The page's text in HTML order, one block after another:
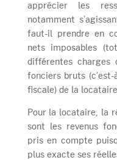
apprécier les
notamment
faut-il prendre en
nets imposables
différentes charges
fonciers bruts
fiscale) de la
Pour la locataire, la
sont les revenus
pris en compte
plus exacte ses